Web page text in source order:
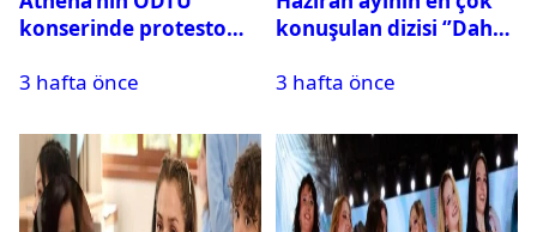
konserinde protesto
3 hafta önce
konuşulan dizisi ‘’Daha
3 hafta önce